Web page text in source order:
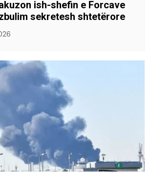
ish-shefin e Forcave
sekretesh shtetërore